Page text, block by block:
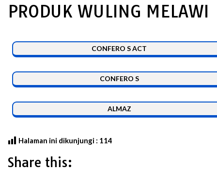
PRODUK WULING MELAWI
CONFERO S ACT
CONFERO S
ALMAZ
Halaman ini dikunjungi : 114
Share this: